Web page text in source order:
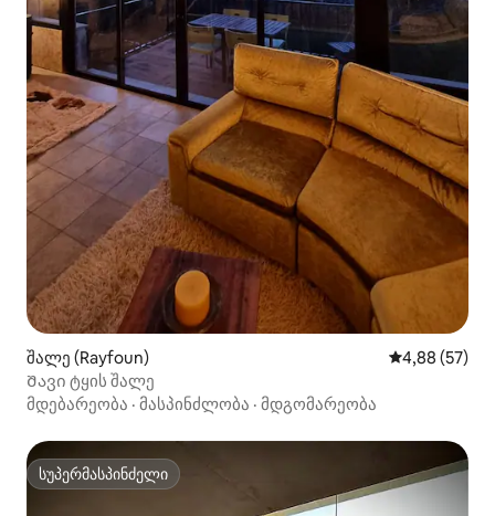
შალე (Rayfoun) საშუალო
4,88 (57)
Შავი ტყის შალე
მდებარეობა · მასპინძლობა · მდგომარეობა
სუპერმასპინძელი
სუპერმასპინძელი